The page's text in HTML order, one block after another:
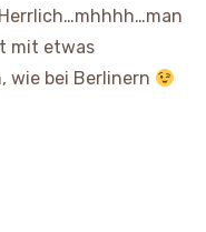
mit etwas
wie bei Berlinern